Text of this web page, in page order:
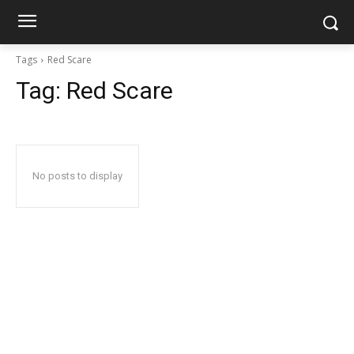
Tags Red Scare
Tag: Red Scare
No posts to display